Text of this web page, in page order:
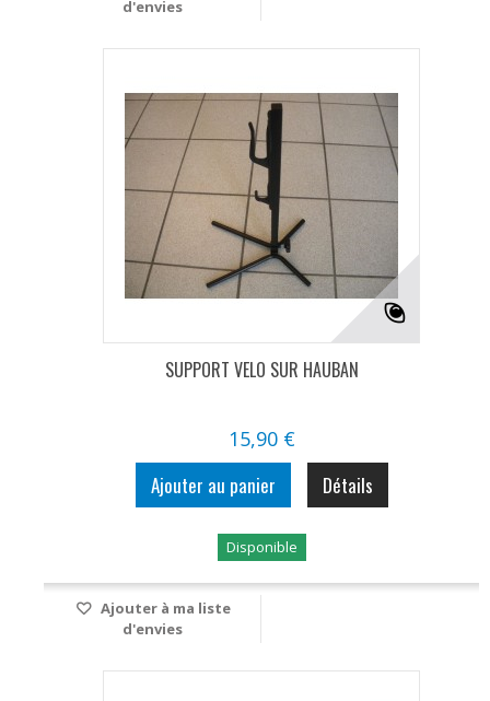
d'envies
SUPPORT VELO SUR HAUBAN
15,90 €
Ajouter au panier Détails
Disponible
Ajouter à ma liste
d'envies